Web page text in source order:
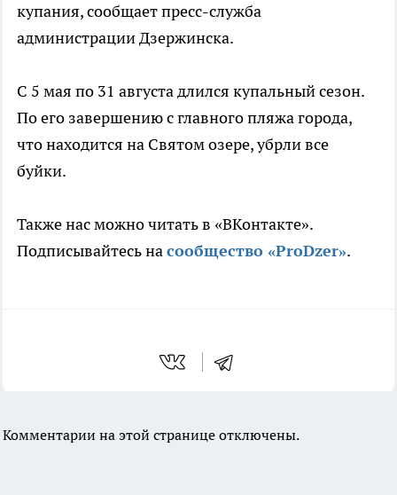
купания, сообщает пресс-служба
администрации Дзержинска.
С 5 мая по 31 августа длился купальный сезон.
По его завершению с главного пляжа города,
что находится на Святом озере, убрли все
буйки.
Также нас можно читать в «ВКонтакте».
Подписывайтесь насообщество «ProDzer».
Комментарии на этой странице отключены.